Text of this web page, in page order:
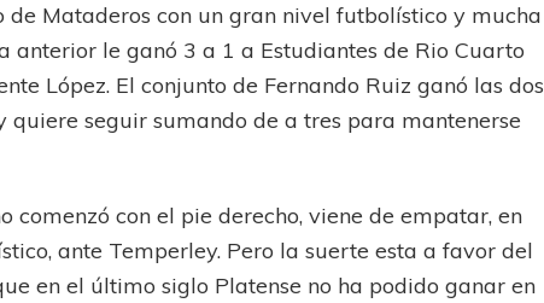
Mataderos con un gran nivel futbolístico y mucha
anterior le ganó 3 a 1 a Estudiantes de Rio Cuarto
López. El conjunto de Fernando Ruiz ganó las dos
quiere seguir sumando de a tres para mantenerse
comenzó con el pie derecho, viene de empatar, en
ante Temperley. Pero la suerte esta a favor del
en el último siglo Platense no ha podido ganar en